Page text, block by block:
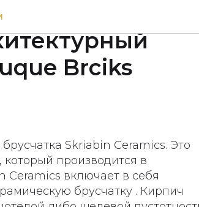
формовки
Brciks
Skriabin Ceramics. Это
производится в
Ceramics включает в себя
брусчатку . Кирпич